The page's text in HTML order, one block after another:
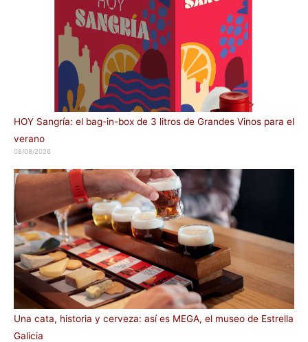
HOY Sangría: el bag-in-box de 3 litros de Grandes Vinos para el
verano
08/08/2026
Una cata, historia y cerveza: así es MEGA, el museo de Estrella
Galicia